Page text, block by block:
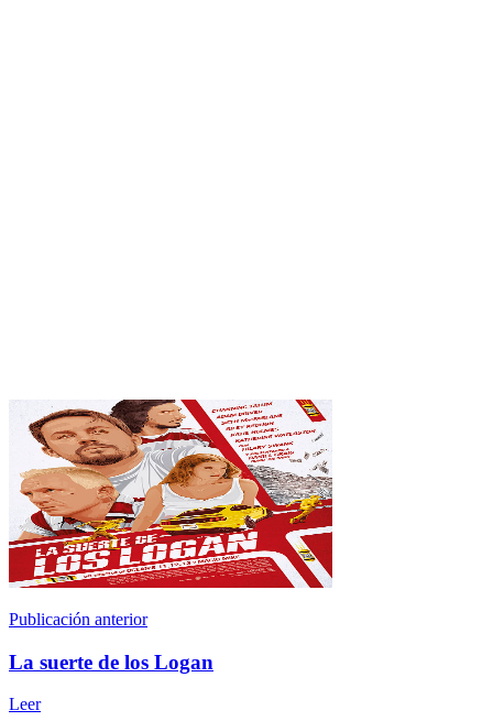
Publicación anterior
La suerte de los Logan
Leer